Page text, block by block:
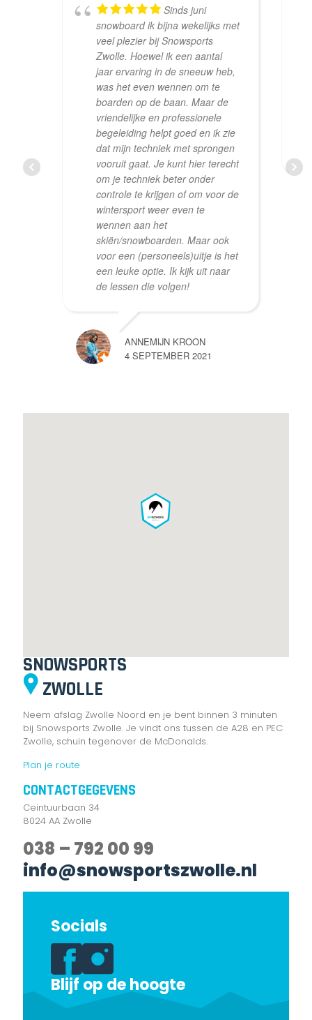
Sinds juni
snowboard ik bijna wekelijks met
veel plezier bij Snowsports
Zwolle. Hoewel ik een aantal
jaar ervaring in de sneeuw heb,
was het even wennen om te
boarden op de baan. Maar de
vriendelijke en professionele
begeleiding helpt goed en ik zie
dat mijn techniek met sprongen
vooruit gaat. Je kunt hier terecht
om je techniek beter onder
controle te krijgen of om voor de
wintersport weer even te
wennen aan het
skiën/snowboarden. Maar ook
voor een (personeels)uitje is het
een leuke optie. Ik kijk uit naar
de lessen die volgen!
ANNEMIJN KROON
4 SEPTEMBER 2021
SNOWSPORTS
ZWOLLE
Neem afslag Zwolle Noord en je bent binnen 3 minuten
bij Snowsports Zwolle. Je vindt ons tussen de A28 en PEC
Zwolle, schuin tegenover de McDonalds.
Plan je route
CONTACTGEGEVENS
Ceintuurbaan 34
8024 AA Zwolle
038 – 792 00 99
info@snowsportszwolle.nl
Socials
Blijf op de hoogte